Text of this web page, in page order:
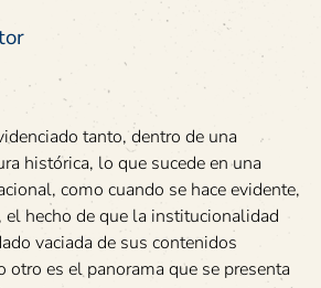
tanto, dentro de una
histórica, lo que sucede en una
como cuando se hace evidente,
el hecho de que la institucionalidad
vaciada de sus contenidos
otro es el panorama que se presenta